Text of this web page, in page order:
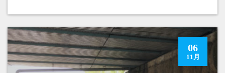
06
11月